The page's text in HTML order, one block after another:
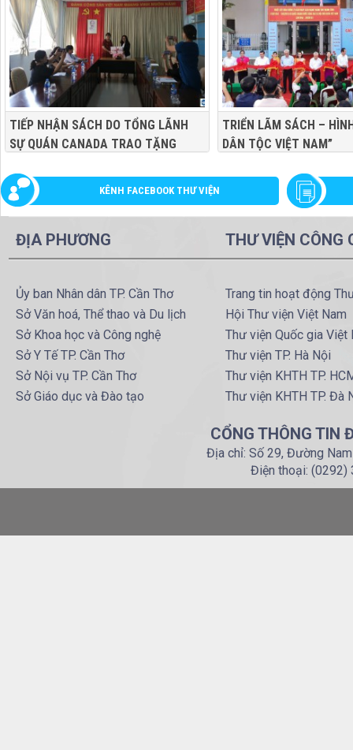
TIẾP NHẬN SÁCH DO TỔNG LÃNH
SỰ QUÁN CANADA TRAO TẶNG
TRIỂN LÃM SÁCH –
DÂN TỘC VIỆT NAM”
KÊNH FACEBOOK THƯ VIỆN
ĐỊA PHƯƠNG
Ủy ban Nhân dân TP. Cần Thơ
Sở Văn hoá, Thể thao và Du lịch
Sở Khoa học và Công nghệ
Sở Y Tế TP. Cần Thơ
Sở Nội vụ TP. Cần Thơ
Sở Giáo dục và Đào tạo
THƯ VIỆN CÔNG
Trang tin hoạt động
Hội Thư viện Việt Nam
Thư viện Quốc gia Việt
Thư viện TP. Hà Nội
Thư viện KHTH TP.
Thư viện KHTH TP. Đà
CỔNG THÔNG TIN
Địa chỉ: Số 29, Đường
Điện thoại: (0292)